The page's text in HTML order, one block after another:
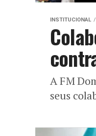
INSTITUCIONAL
A FM
seus